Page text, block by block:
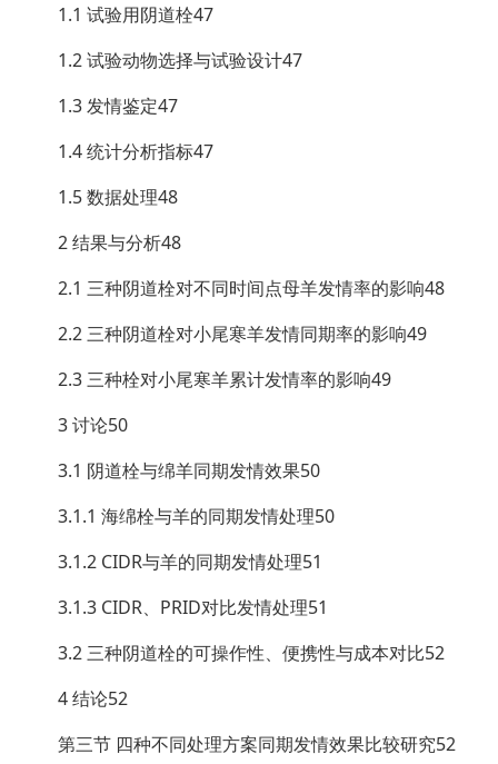
1.1 试验用阴道栓47
1.2 试验动物选择与试验设计47
1.3 发情鉴定47
1.4 统计分析指标47
1.5 数据处理48
2 结果与分析48
2.1 三种阴道栓对不同时间点母羊发情率的影响48
2.2 三种阴道栓对小尾寒羊发情同期率的影响49
2.3 三种栓对小尾寒羊累计发情率的影响49
3 讨论50
3.1 阴道栓与绵羊同期发情效果50
3.1.1 海绵栓与羊的同期发情处理50
3.1.2 CIDR与羊的同期发情处理51
3.1.3 CIDR、PRID对比发情处理51
3.2 三种阴道栓的可操作性、便携性与成本对比52
4 结论52
第三节 四种不同处理方案同期发情效果比较研究52